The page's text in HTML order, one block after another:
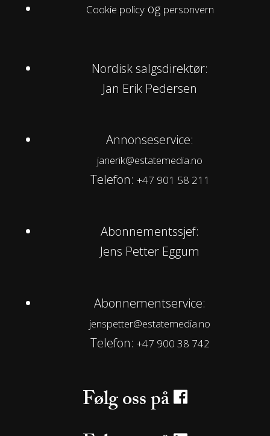
Cookie policyog personvern
Nordisk salgsdirektør:
Jan Erik Pedersen
Annonseservice:
janerik@estatemedia.no
Telefon: +47 901 58 211
Abonnementssjef:
Jens Petter Eggum
Abonnementservice:
jenspetter@estatemedia.no
Telefon: +47 900 38 742
Følg oss på